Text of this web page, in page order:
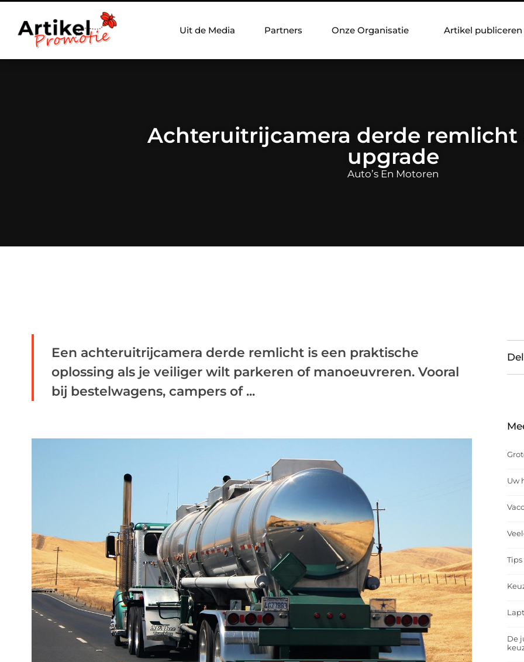
Uit de Media Partners Onze Organisatie Artikel publiceren
Achteruitrijcamera derde remlicht
upgrade
Auto’s En Motoren
Een achteruitrijcamera derde remlicht is een praktische
oplossing als je veiliger wilt parkeren of manoeuvreren. Vooral
bij bestelwagens, campers of ...
Uw
De